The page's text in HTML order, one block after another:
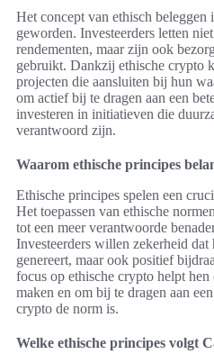
Het concept van ethisch beleggen
geworden. Investeerders letten
rendementen, maar zijn ook
gebruikt. Dankzij ethische crypto
projecten die aansluiten bij hun
om actief bij te dragen aan een
investeren in initiatieven die
verantwoord zijn.
Waarom ethische principes
Ethische principes spelen een
Het toepassen van ethische
tot een meer verantwoorde
Investeerders willen zekerheid
genereert, maar ook positief
focus op ethische crypto helpt
maken en om bij te dragen aan
crypto de norm is.
Welke ethische principes volgt